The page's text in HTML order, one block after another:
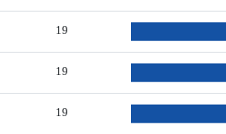
19
19
19